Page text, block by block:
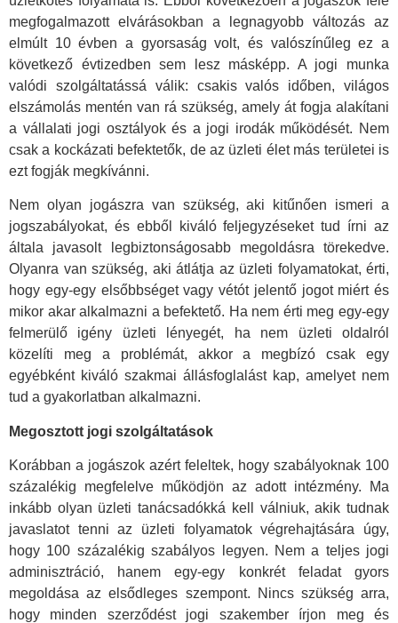
megfogalmazott elvárásokban a legnagyobb változás az
elmúlt 10 évben a gyorsaság volt, és valószínűleg ez a
következő évtizedben sem lesz másképp. A jogi munka
valódi szolgáltatássá válik: csakis valós időben, világos
elszámolás mentén van rá szükség, amely át fogja alakítani
a vállalati jogi osztályok és a jogi irodák működését. Nem
csak a kockázati befektetők, de az üzleti élet más területei is
ezt fogják megkívánni.
Nem olyan jogászra van szükség, aki kitűnően ismeri a
jogszabályokat, és ebből kiváló feljegyzéseket tud írni az
általa javasolt legbiztonságosabb megoldásra törekedve.
Olyanra van szükség, aki átlátja az üzleti folyamatokat, érti,
hogy egy-egy elsőbbséget vagy vétót jelentő jogot miért és
mikor akar alkalmazni a befektető. Ha nem érti meg egy-egy
felmerülő igény üzleti lényegét, ha nem üzleti oldalról
közelíti meg a problémát, akkor a megbízó csak egy
egyébként kiváló szakmai állásfoglalást kap, amelyet nem
tud a gyakorlatban alkalmazni.
Megosztott jogi szolgáltatások
Korábban a jogászok azért feleltek, hogy szabályoknak 100
százalékig megfelelve működjön az adott intézmény. Ma
inkább olyan üzleti tanácsadókká kell válniuk, akik tudnak
javaslatot tenni az üzleti folyamatok végrehajtására úgy,
hogy 100 százalékig szabályos legyen. Nem a teljes jogi
adminisztráció, hanem egy-egy konkrét feladat gyors
megoldása az elsődleges szempont. Nincs szükség arra,
hogy minden szerződést jogi szakember írjon meg és